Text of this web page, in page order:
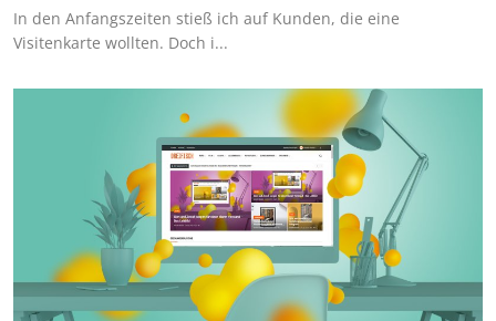
In den Anfangszeiten stieß ich auf Kunden, die eine
Visitenkarte wollten. Doch i...